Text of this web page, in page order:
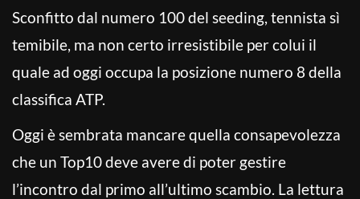
Sconfitto dal numero 100 del seeding, tennista sì
temibile, ma non certo irresistibile per colui il
quale ad oggi occupa la posizione numero 8 della
classifica ATP.
Oggi è sembrata mancare quella consapevolezza
che un Top10 deve avere di poter gestire
l’incontro dal primo all’ultimo scambio. La lettura